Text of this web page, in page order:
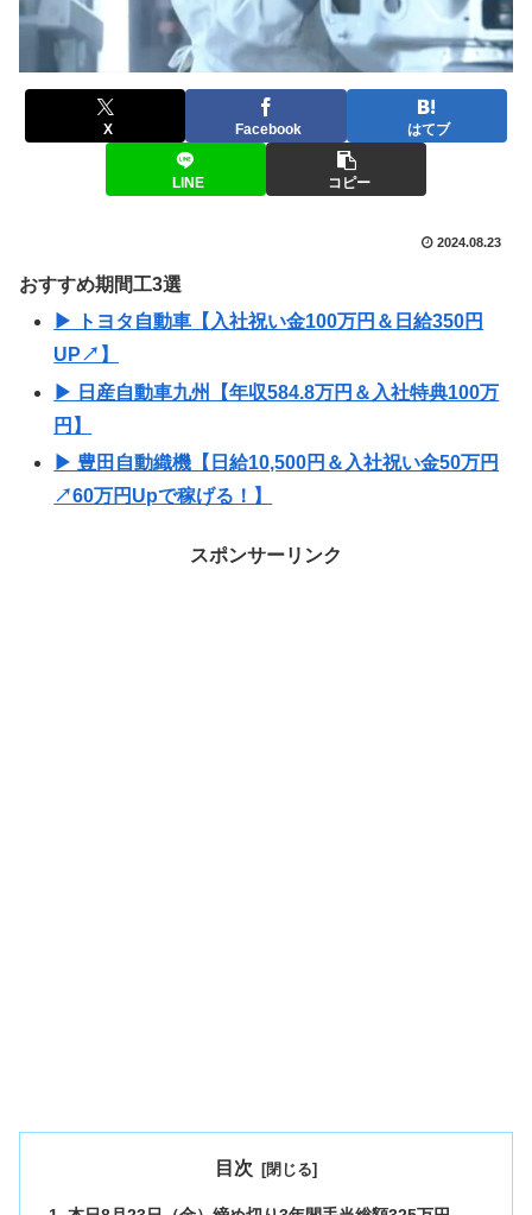
X Facebook はてブ
LINE コピー
2024.08.23
おすすめ期間工3選
▶ トヨタ自動車【入社祝い金100万円＆日給350円
UP↗】
▶ 日産自動車九州【年収584.8万円＆入社特典100万
円】
▶ 豊田自動織機【日給10,500円＆入社祝い金50万円
↗60万円Upで稼げる！】
スポンサーリンク
目次